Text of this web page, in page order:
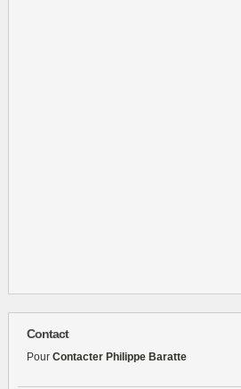
Contact
Pour Contacter Philippe Baratte